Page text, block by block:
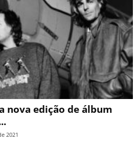
nova edição de álbum
2021